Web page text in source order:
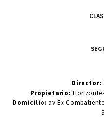
Director:
Propietario:
Domicilio: av Ex